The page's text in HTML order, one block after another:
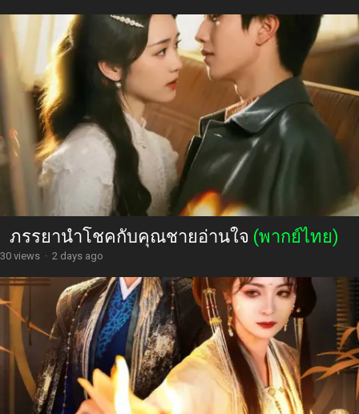
ภรรยานำโชคกับคุณชายอ่านใจ (พากย์ไทย)
30 views · 2 days ago